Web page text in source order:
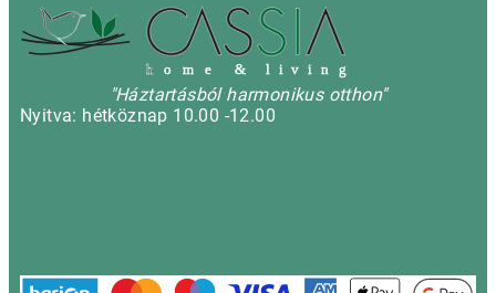
h o m e & l i v i n g
"Háztartásból harmonikus otthon"
Nyitva: hétköznap 10.00 -12.00